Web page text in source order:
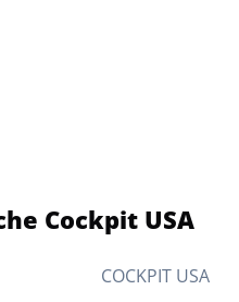
COCKPIT USA